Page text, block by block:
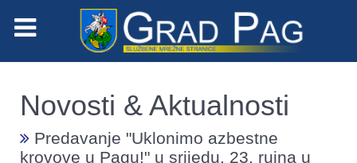
Novosti & Aktualnosti
Predavanje "Uklonimo azbestne
krovove u Pagu!" u srijedu, 23. rujna u